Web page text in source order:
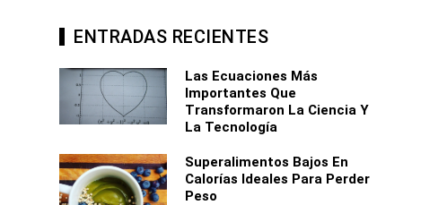
ENTRADAS RECIENTES
Las Ecuaciones Más
Importantes Que
Transformaron La Ciencia Y
La Tecnología
Superalimentos Bajos En
Calorías Ideales Para Perder
Peso